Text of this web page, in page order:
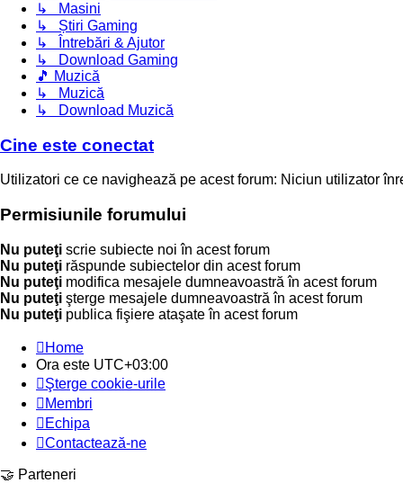
↳ Masini
↳ Știri Gaming
↳ Întrebări & Ajutor
↳ Download Gaming
🎵 Muzică
↳ Muzică
↳ Download Muzică
Cine este conectat
Utilizatori ce ce navighează pe acest forum: Niciun utilizator
Permisiunile forumului
Nu puteţi scrie subiecte noi în acest forum
Nu puteţi răspunde subiectelor din acest forum
Nu puteţi modifica mesajele dumneavoastră în acest forum
Nu puteţi şterge mesajele dumneavoastră în acest forum
Nu puteţi publica fişiere ataşate în acest forum
Home
Ora este UTC+03:00
Şterge cookie-urile
Membri
Echipa
Contactează-ne
🤝 Parteneri